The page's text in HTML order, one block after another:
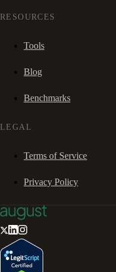
RESOURCES
Tools
Blog
Benchmarks
LEGAL
Terms of Service
Privacy Policy